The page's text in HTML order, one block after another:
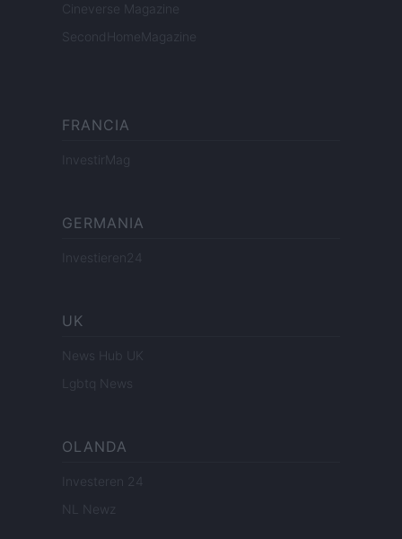
Cineverse Magazine
SecondHomeMagazine
FRANCIA
InvestirMag
GERMANIA
Investieren24
UK
News Hub UK
Lgbtq News
OLANDA
Investeren 24
NL Newz